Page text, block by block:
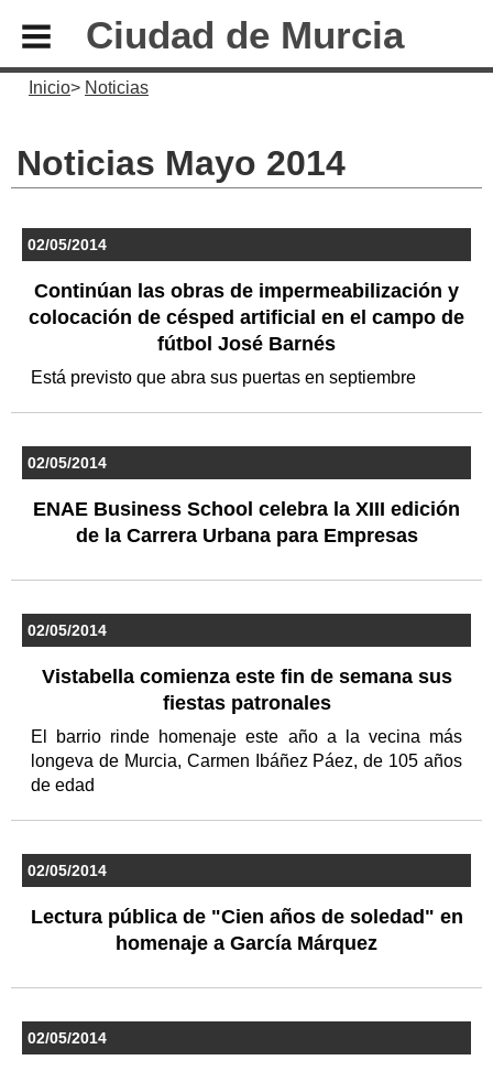
Ciudad de Murcia
Inicio Noticias
Noticias Mayo 2014
02/05/2014
Continúan las obras de impermeabilización y
colocación de césped artificial en el campo de
fútbol José Barnés
Está previsto que abra sus puertas en septiembre
02/05/2014
ENAE Business School celebra la XIII edición
de la Carrera Urbana para Empresas
02/05/2014
Vistabella comienza este fin de semana sus
fiestas patronales
El barrio rinde homenaje este año a la vecina más
longeva de Murcia, Carmen Ibáñez Páez, de 105 años
de edad
02/05/2014
Lectura pública de "Cien años de soledad" en
homenaje a García Márquez
02/05/2014